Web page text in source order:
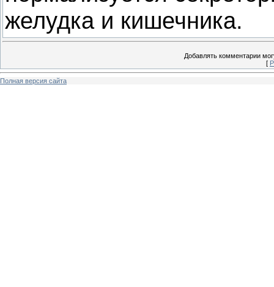
желудка и кишечника.
Добавлять комментарии
[
Полная версия сайта